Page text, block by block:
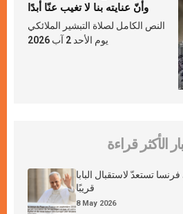
وأنّ عنايته بنا لا تغيب عنّا أبدًا
النص الكامل لصلاة التبشير الملائكي
يوم الأحد 2 آب 2026
الأكثر قراءة
تستعدّ لاستقبال البابا
قريبًا
8 May 2026